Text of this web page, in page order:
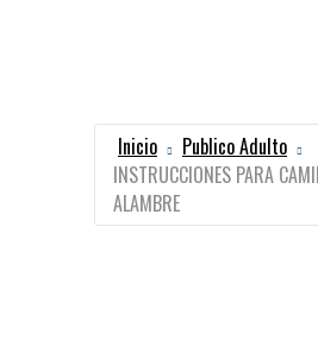
Inicio
Publico Adulto
INSTRUCCIONES PARA
ALAMBRE